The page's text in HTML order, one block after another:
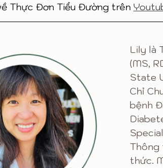
Thực Đơn Tiểu Đường trên
Lily là
(MS,
State
Chỉ
bệnh
​Thông
thức.